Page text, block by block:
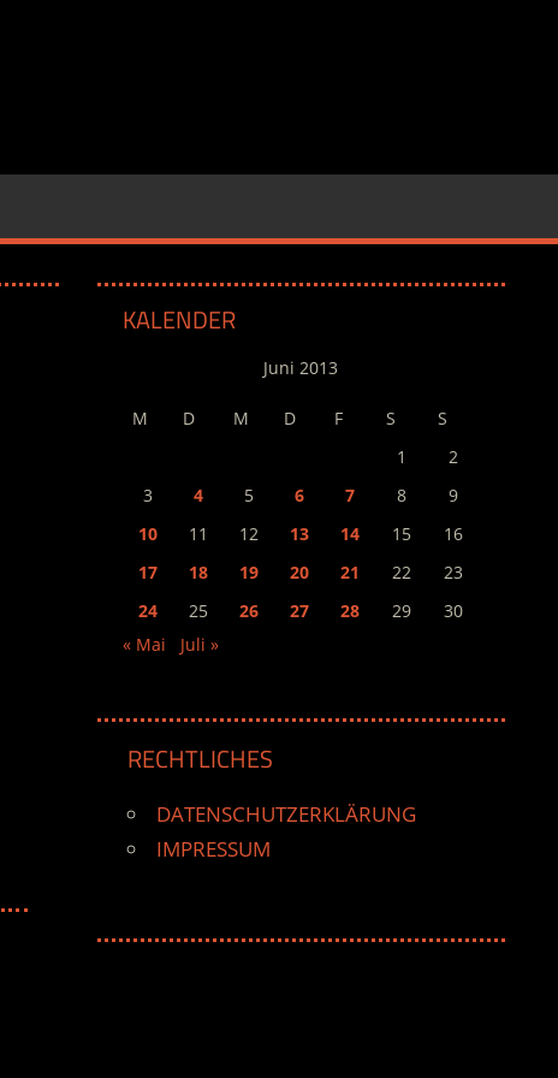
KALENDER
Juni 2013
M D M D F S
S
1
2
3
4 5 6 7 8
9
10
11 12 13 14 15
16
17
18 19 20 21 22
23
24
25 26 27 28 29
30
« Mai
Juli »
RECHTLICHES
DATENSCHUTZERKLÄRUNG
IMPRESSUM